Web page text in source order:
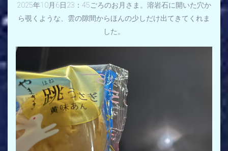
2025年10月6日23：45ごろのお月さま。溶岩石に開いた穴か
ら覗くような、雲の隙間からほんの少しだけ出てきてくれま
した。